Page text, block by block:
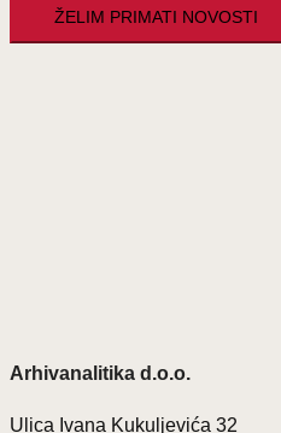
Arhivanalitika d.o.o.
Ulica Ivana Kukuljevića 32